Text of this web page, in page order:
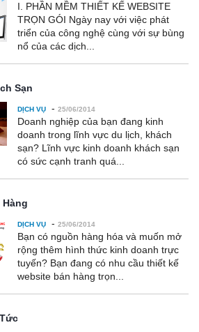
I. PHẦN MỀM THIẾT KẾ WEBSITE
TRỌN GÓI Ngày nay với việc phát
triển của công nghệ cùng với sự bùng
nổ của các dịch...
Sạn
DỊCH VỤ - 25/06/2014
Doanh nghiệp của bạn đang kinh
doanh trong lĩnh vực du lịch, khách
sạn? Lĩnh vực kinh doanh khách sạn
có sức cạnh tranh quá...
DỊCH VỤ - 25/06/2014
Bạn có nguồn hàng hóa và muốn mở
rộng thêm hình thức kinh doanh trực
tuyến? Bạn đang có nhu cầu thiết kế
website bán hàng trọn...